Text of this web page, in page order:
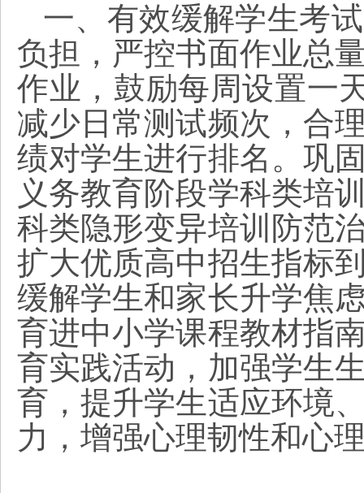
一、有效缓解学生考
负担，严控书面作业总
作业，鼓励每周设置一
减少日常测试频次，合
绩对学生进行排名。巩
义务教育阶段学科类培
科类隐形变异培训防范
扩大优质高中招生指标
缓解学生和家长升学焦
育进中小学课程教材指
育实践活动，加强学生
育，提升学生适应环境
力，增强心理韧性和心